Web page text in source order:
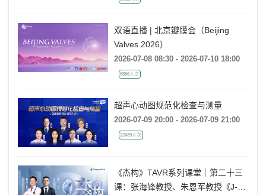
双语直播 | 北京瓣膜会（Beijing
Valves 2026）
2026-07-08 08:30 - 2026-07-10 18:00
6586人次
超声心动图规范化检查与测量
2026-07-09 20:00 - 2026-07-09 21:00
22439人次
《杰构》TAVR系列课堂｜第二十三
课：张海锋教授、朱恩军教授《J-